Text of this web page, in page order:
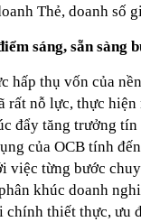
Thẻ, doanh số
sáng, sẵn sàng
hấp thụ vốn của
rất nỗ lực, thực
đẩy tăng trưởng
của OCB tính
việc từng bước
khúc doanh
thiết thực, ưu